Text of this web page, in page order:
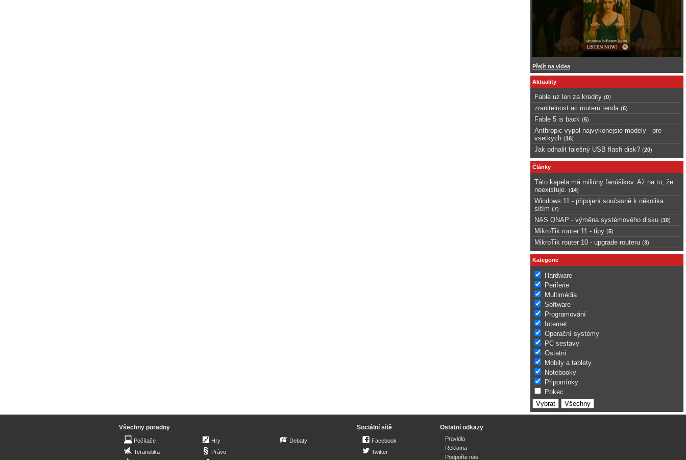
Přejít na videa
Aktuality
Fable uz len za kredity (0)
zranitelnost ac routerů tenda (6)
Fable 5 is back (5)
Anthropic vypol najvykonejsie modely - pre
vsetkych (16)
Jak odhalit falešný USB flash disk? (20)
Články
Táto kapela má milióny fanúšikov. Až na to, že
neexistuje.
(14)
Windows 11 - připojení současně k několika
sítím (7)
NAS QNAP - výměna systémového disku (10)
MikroTik router 11 - tipy (5)
MikroTik router 10 - upgrade routeru (3)
Kategorie
Hardware
Periferie
Multimédia
Software
Programování
Internet
Operační systémy
PC sestavy
Ostatní
Mobily a tablety
Notebooky
Připomínky
Pokec
Všechny poradny
Počítače
Teraristika
Hry
Právo
Debaty
Sociální sítě
Facebook
Twitter
Ostatní odkazy
Pravidla
Reklama
Podpořte nás